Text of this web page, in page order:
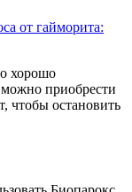
от гайморита:
хорошо
приобрести
чтобы остановить